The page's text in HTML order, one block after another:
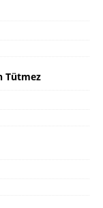
Tütmez